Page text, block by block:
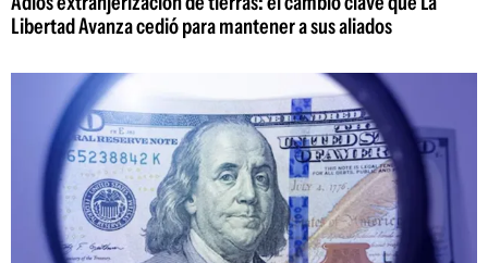
Libertad Avanza cedió para mantener a sus aliados